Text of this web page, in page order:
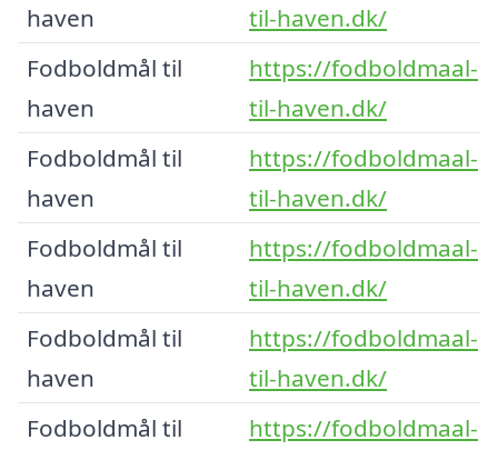
haven
til-haven.dk/
Fodboldmål til
haven
https://fodboldmaal-
til-haven.dk/
Fodboldmål til
haven
https://fodboldmaal-
til-haven.dk/
Fodboldmål til
haven
https://fodboldmaal-
til-haven.dk/
Fodboldmål til
haven
https://fodboldmaal-
til-haven.dk/
Fodboldmål til
https://fodboldmaal-